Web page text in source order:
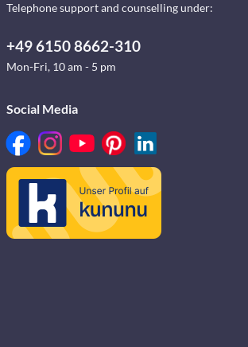
Telephone support and counselling under:
+49 6150 8662-310
Mon-Fri, 10 am - 5 pm
Social Media